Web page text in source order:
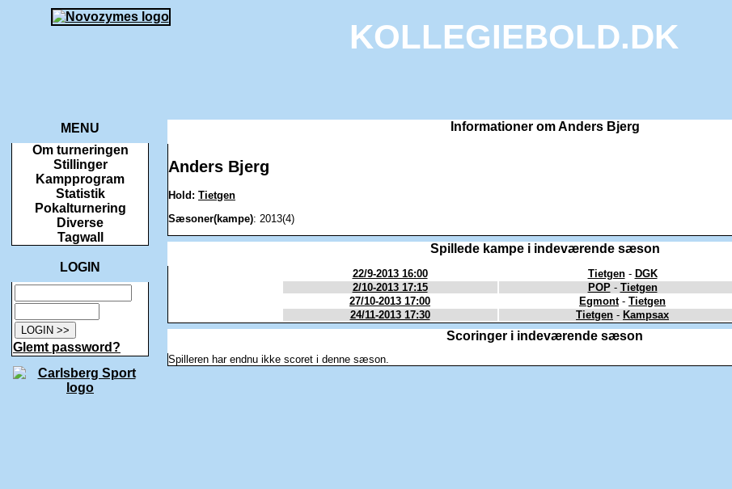
KOLLEGIEBOLD.DK
MENU
Om turneringen
Stillinger
Kampprogram
Statistik
Pokalturnering
Diverse
Tagwall
LOGIN
Glemt password?
Informationer om Anders Bjerg
Anders Bjerg
Hold: Tietgen
Sæsoner(kampe): 2013(4)
Spillede kampe i indeværende sæson
22/9-2013 16:00 Tietgen- DGK
2/10-2013 17:15
POP- Tietgen
27/10-2013 17:00
Egmont- Tietgen
24/11-2013 17:30
Tietgen - Kampsax
Scoringer i indeværende sæson
Spilleren har endnu ikke scoret i denne sæson.